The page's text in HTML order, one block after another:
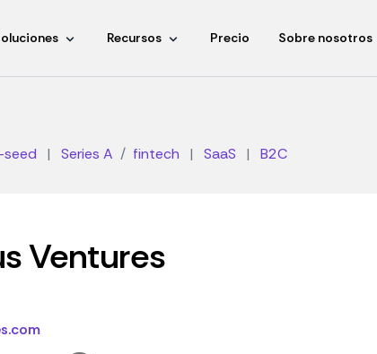
Recursos Precio Sobre nosotros
seed | Series A fintech | SaaS | B2C
Ventures